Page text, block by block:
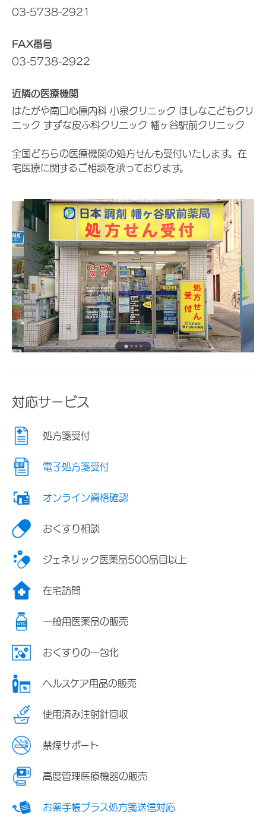
03-5738-2921
FAX番号
03-5738-2922
近隣の医療機関
はたがや南口心療内科 小泉クリニック ほしなこどもクリ
ニック すずな皮ふ科クリニック 幡ヶ谷駅前クリニック
全国どちらの医療機関の処方せんも受付いたします。在
宅医療に関するご相談を承っております。
対応サービス
処方箋受付
電子処方箋受付
オンライン資格確認
おくすり相談
ジェネリック医薬品500品目以上
在宅訪問
一般用医薬品の販売
おくすりの一包化
ヘルスケア用品の販売
使用済み注射針回収
禁煙サポート
高度管理医療機器の販売
お薬手帳プラス処方箋送信対応